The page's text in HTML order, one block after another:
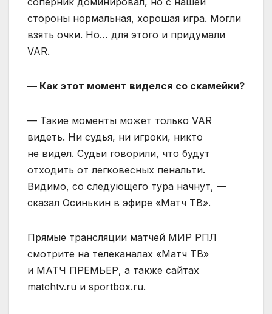
стороны нормальная, хорошая игра. Могли
взять очки. Но… для этого и придумали
VAR.
— Как этот момент виделся со скамейки?
— Такие моменты может только VAR
видеть. Ни судья, ни игроки, никто
не видел. Судьи говорили, что будут
отходить от легковесных пенальти.
Видимо, со следующего тура начнут, —
сказал Осинькин в эфире «Матч ТВ».
Прямые трансляции матчей МИР РПЛ
смотрите на телеканалах «Матч ТВ»
и МАТЧ ПРЕМЬЕР, а также сайтах
matchtv.ru и sportbox.ru.